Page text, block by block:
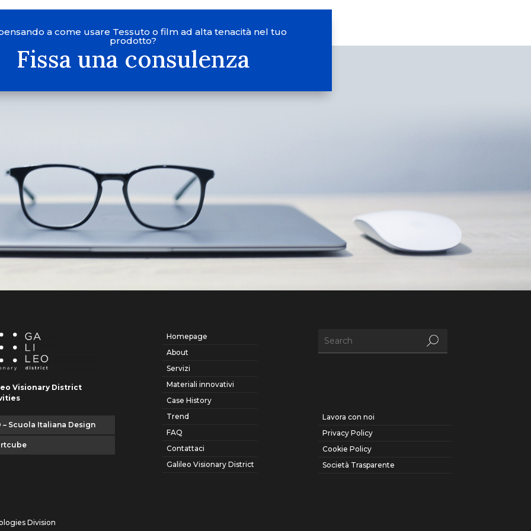
a come usare Tessuto o film ad alta tenacità nel tuo
prodotto?
Fissa una consulenza
Visionary District
– Scuola Italiana Design
Homepage
About
Servizi
Materiali innovativi
Case History
Trend
FAQ
Contattaci
Galileo Visionary District
Lavora con noi
Privacy Policy
Cookie Policy
Società Trasparente
Division